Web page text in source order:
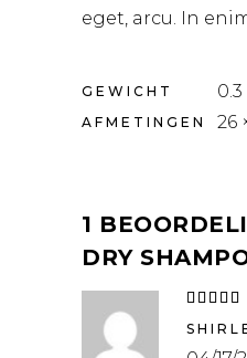
eget, arcu. In
GEWICHT
AFMETINGEN 26
1
DRY
5